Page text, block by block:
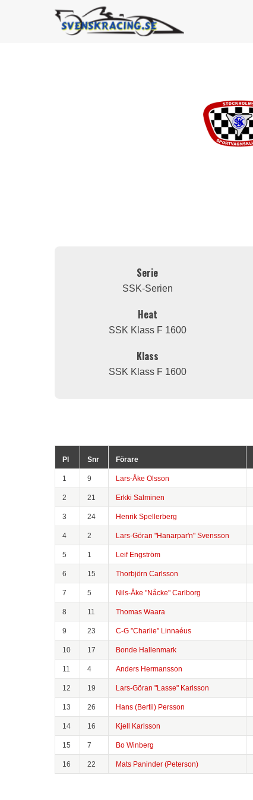
Serie
SSK-Serien
Heat
SSK Klass F 1600
Klass
SSK Klass F 1600
Pl Snr Förare
1 9 Lars-Åke Olsson
2 21 Erkki Salminen
3 24 Henrik Spellerberg
4 2 Lars-Göran "Hanarpar'n" Svensson
5 1 Leif Engström
6 15 Thorbjörn Carlsson
7 5 Nils-Åke "Nåcke" Carlborg
8 11 Thomas Waara
9 23 C-G ”Charlie” Linnaéus
10 17 Bonde Hallenmark
11 4 Anders Hermansson
12 19 Lars-Göran "Lasse" Karlsson
13 26 Hans (Bertil) Persson
14 16 Kjell Karlsson
15 7 Bo Winberg
16 22 Mats Paninder (Peterson)